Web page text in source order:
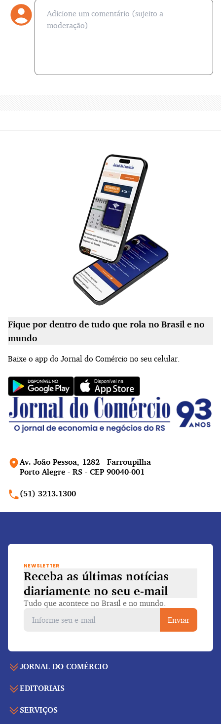
Av. João Pessoa, 1282 - Farroupilha
Porto Alegre - RS - CEP 90040-001
(51) 3213.1300
Fique por dentro de tudo que rola no Brasil e no
mundo
Baixe o app do Jornal do Comércio no seu celular.
JORNAL DO COMÉRCIO
Capa
EDITORIAIS
Economia
SERVIÇOS
NEWSLETTER
Receba as últimas notícias
diariamente no seu e-mail
Tudo que acontece no Brasil e no mundo.
Enviar